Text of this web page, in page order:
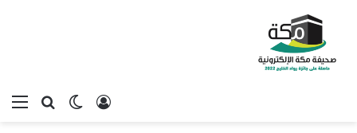
بحثالوضع
تسجيل الدخول